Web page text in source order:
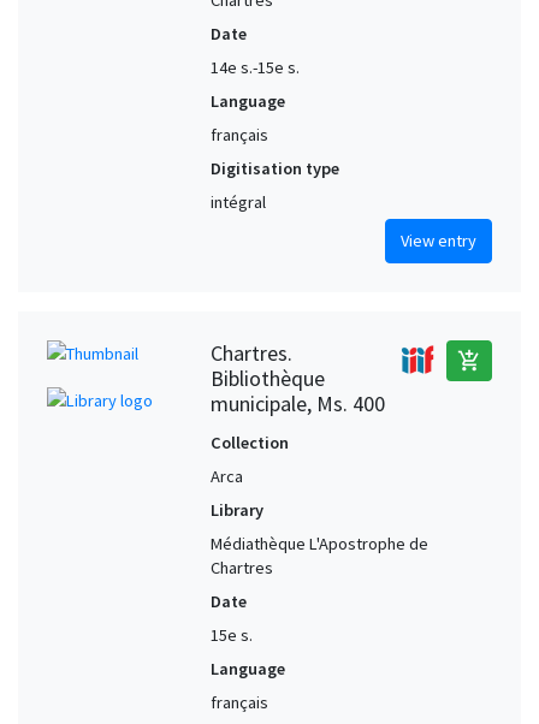
Date
14e s.-15e s.
Language
français
Digitisation type
intégral
View entry
Chartres.
Bibliothèque
municipale, Ms. 400
add_shopping_cart
Collection
Arca
Library
Médiathèque L'Apostrophe de
Chartres
Date
15e s.
Language
français